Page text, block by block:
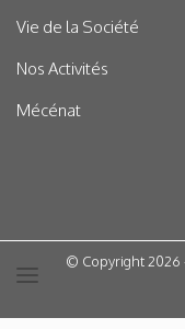
Vie de la Société
Nos Activités
Mécénat
© Copyright 2026